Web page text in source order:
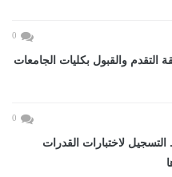
0
2026.. طريقة التقدم والقبول بكليات الجامعات
0
2026.. رابط التسجيل لاختبارات القدرات